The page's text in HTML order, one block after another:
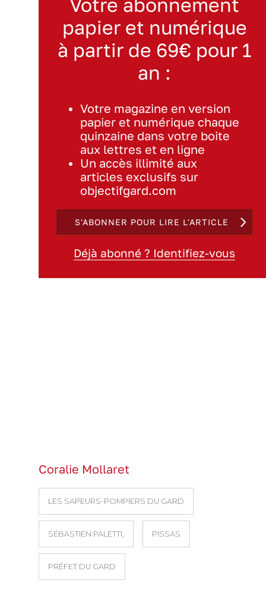
papier et numérique
à partir de 69€ pour 1
an :
Votre magazine en version
papier et numérique chaque
quinzaine dans votre boite
aux lettres et en ligne
Un accès illimité aux
articles exclusifs sur
objectifgard.com
S'ABONNER POUR LIRE L'ARTICLE
Déjà abonné ? Identifiez-vous
Coralie Mollaret
LES SAPEURS-POMPIERS DU GARD
SÉBASTIEN PALETTI, PISSAS
PRÉFET DU GARD